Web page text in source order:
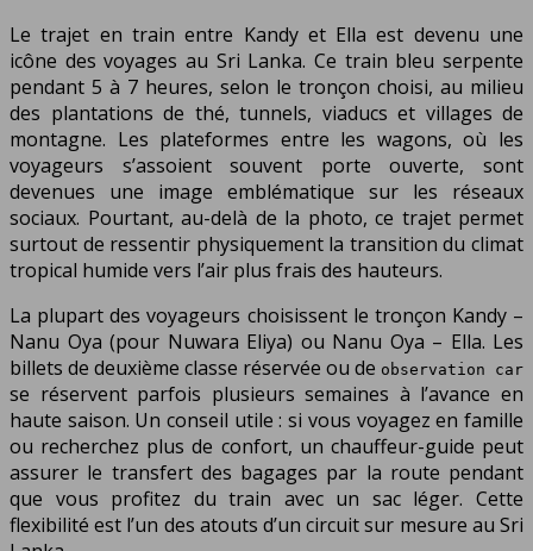
Le trajet en train entre Kandy et Ella est devenu une
icône des voyages au Sri Lanka. Ce train bleu serpente
pendant 5 à 7 heures, selon le tronçon choisi, au milieu
des plantations de thé, tunnels, viaducs et villages de
montagne. Les plateformes entre les wagons, où les
voyageurs s’assoient souvent porte ouverte, sont
devenues une image emblématique sur les réseaux
sociaux. Pourtant, au-delà de la photo, ce trajet permet
surtout de ressentir physiquement la transition du climat
tropical humide vers l’air plus frais des hauteurs.
La plupart des voyageurs choisissent le tronçon Kandy –
Nanu Oya (pour Nuwara Eliya) ou Nanu Oya – Ella. Les
billets de deuxième classe réservée ou de observation car
se réservent parfois plusieurs semaines à l’avance en
haute saison. Un conseil utile : si vous voyagez en famille
ou recherchez plus de confort, un chauffeur-guide peut
assurer le transfert des bagages par la route pendant
que vous profitez du train avec un sac léger. Cette
flexibilité est l’un des atouts d’un circuit sur mesure au Sri